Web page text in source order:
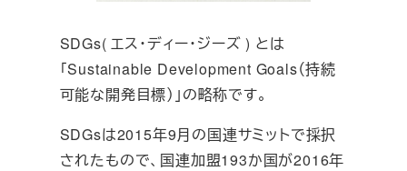
SDGs( エス・ディー・ジーズ ) とは
「Sustainable Development Goals（持続
可能な開発目標）」の略称です。
SDGsは2015年9月の国連サミットで採択
されたもので、国連加盟193か国が2016年